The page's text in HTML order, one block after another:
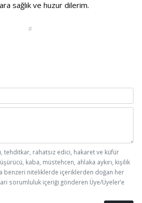
sağlık ve huzur dilerim.
#
tehditkar, rahatsız edici, hakaret ve küfür
kaba, müstehcen, ahlaka aykırı, kişilik
benzeri niteliklerde içeriklerden doğan her
sorumluluk içeriği gönderen Üye/Üyeler’e